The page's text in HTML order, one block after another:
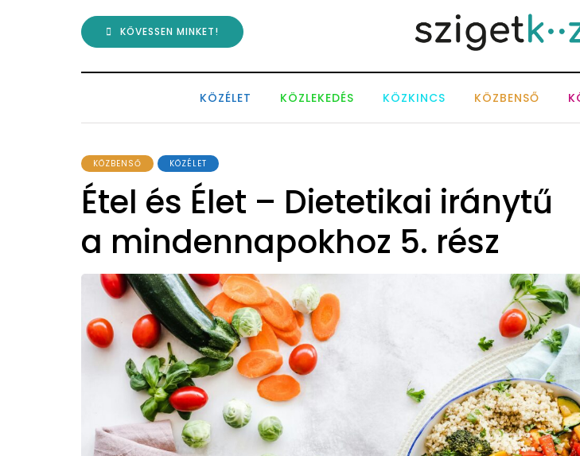
KÖVESSEN MINKET!
KÖZÉLET KÖZLEKEDÉS KÖZKINCS KÖZBENSŐ
KÖZBENSŐ KÖZÉLET
Étel és Élet – Dietetikai iránytű
a mindennapokhoz 5. rész